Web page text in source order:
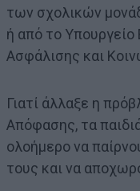
των σχολικών
ή από το Υπουργείο
Ασφάλισης και
Γιατί άλλαξε η
Απόφασης, τα
ολοήμερο να
τους και να